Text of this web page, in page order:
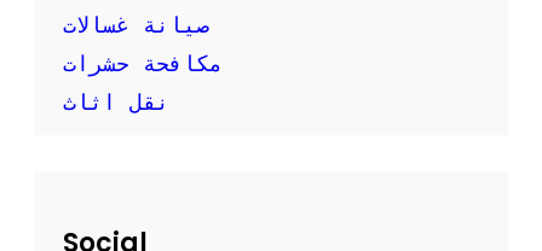
صيانة غسالات
مكافحة حشرات
نقل اثاث
Social